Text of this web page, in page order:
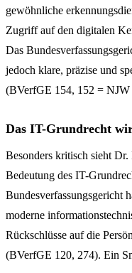
gewöhnliche
Zugriff auf den digitalen
Das
jedoch klare, präzise und
(BVerfGE 154, 152 = NJW
Das IT-Grundrecht
Besonders kritisch sieht
Bedeutung des IT-
Bundesverfassungsgericht
moderne
Rückschlüsse auf die
(BVerfGE 120, 274). Ein